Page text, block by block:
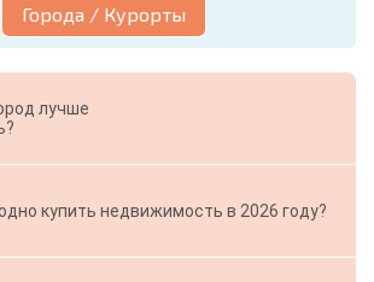
Города / Курорты
лучше
купить недвижимость в 2026 году?